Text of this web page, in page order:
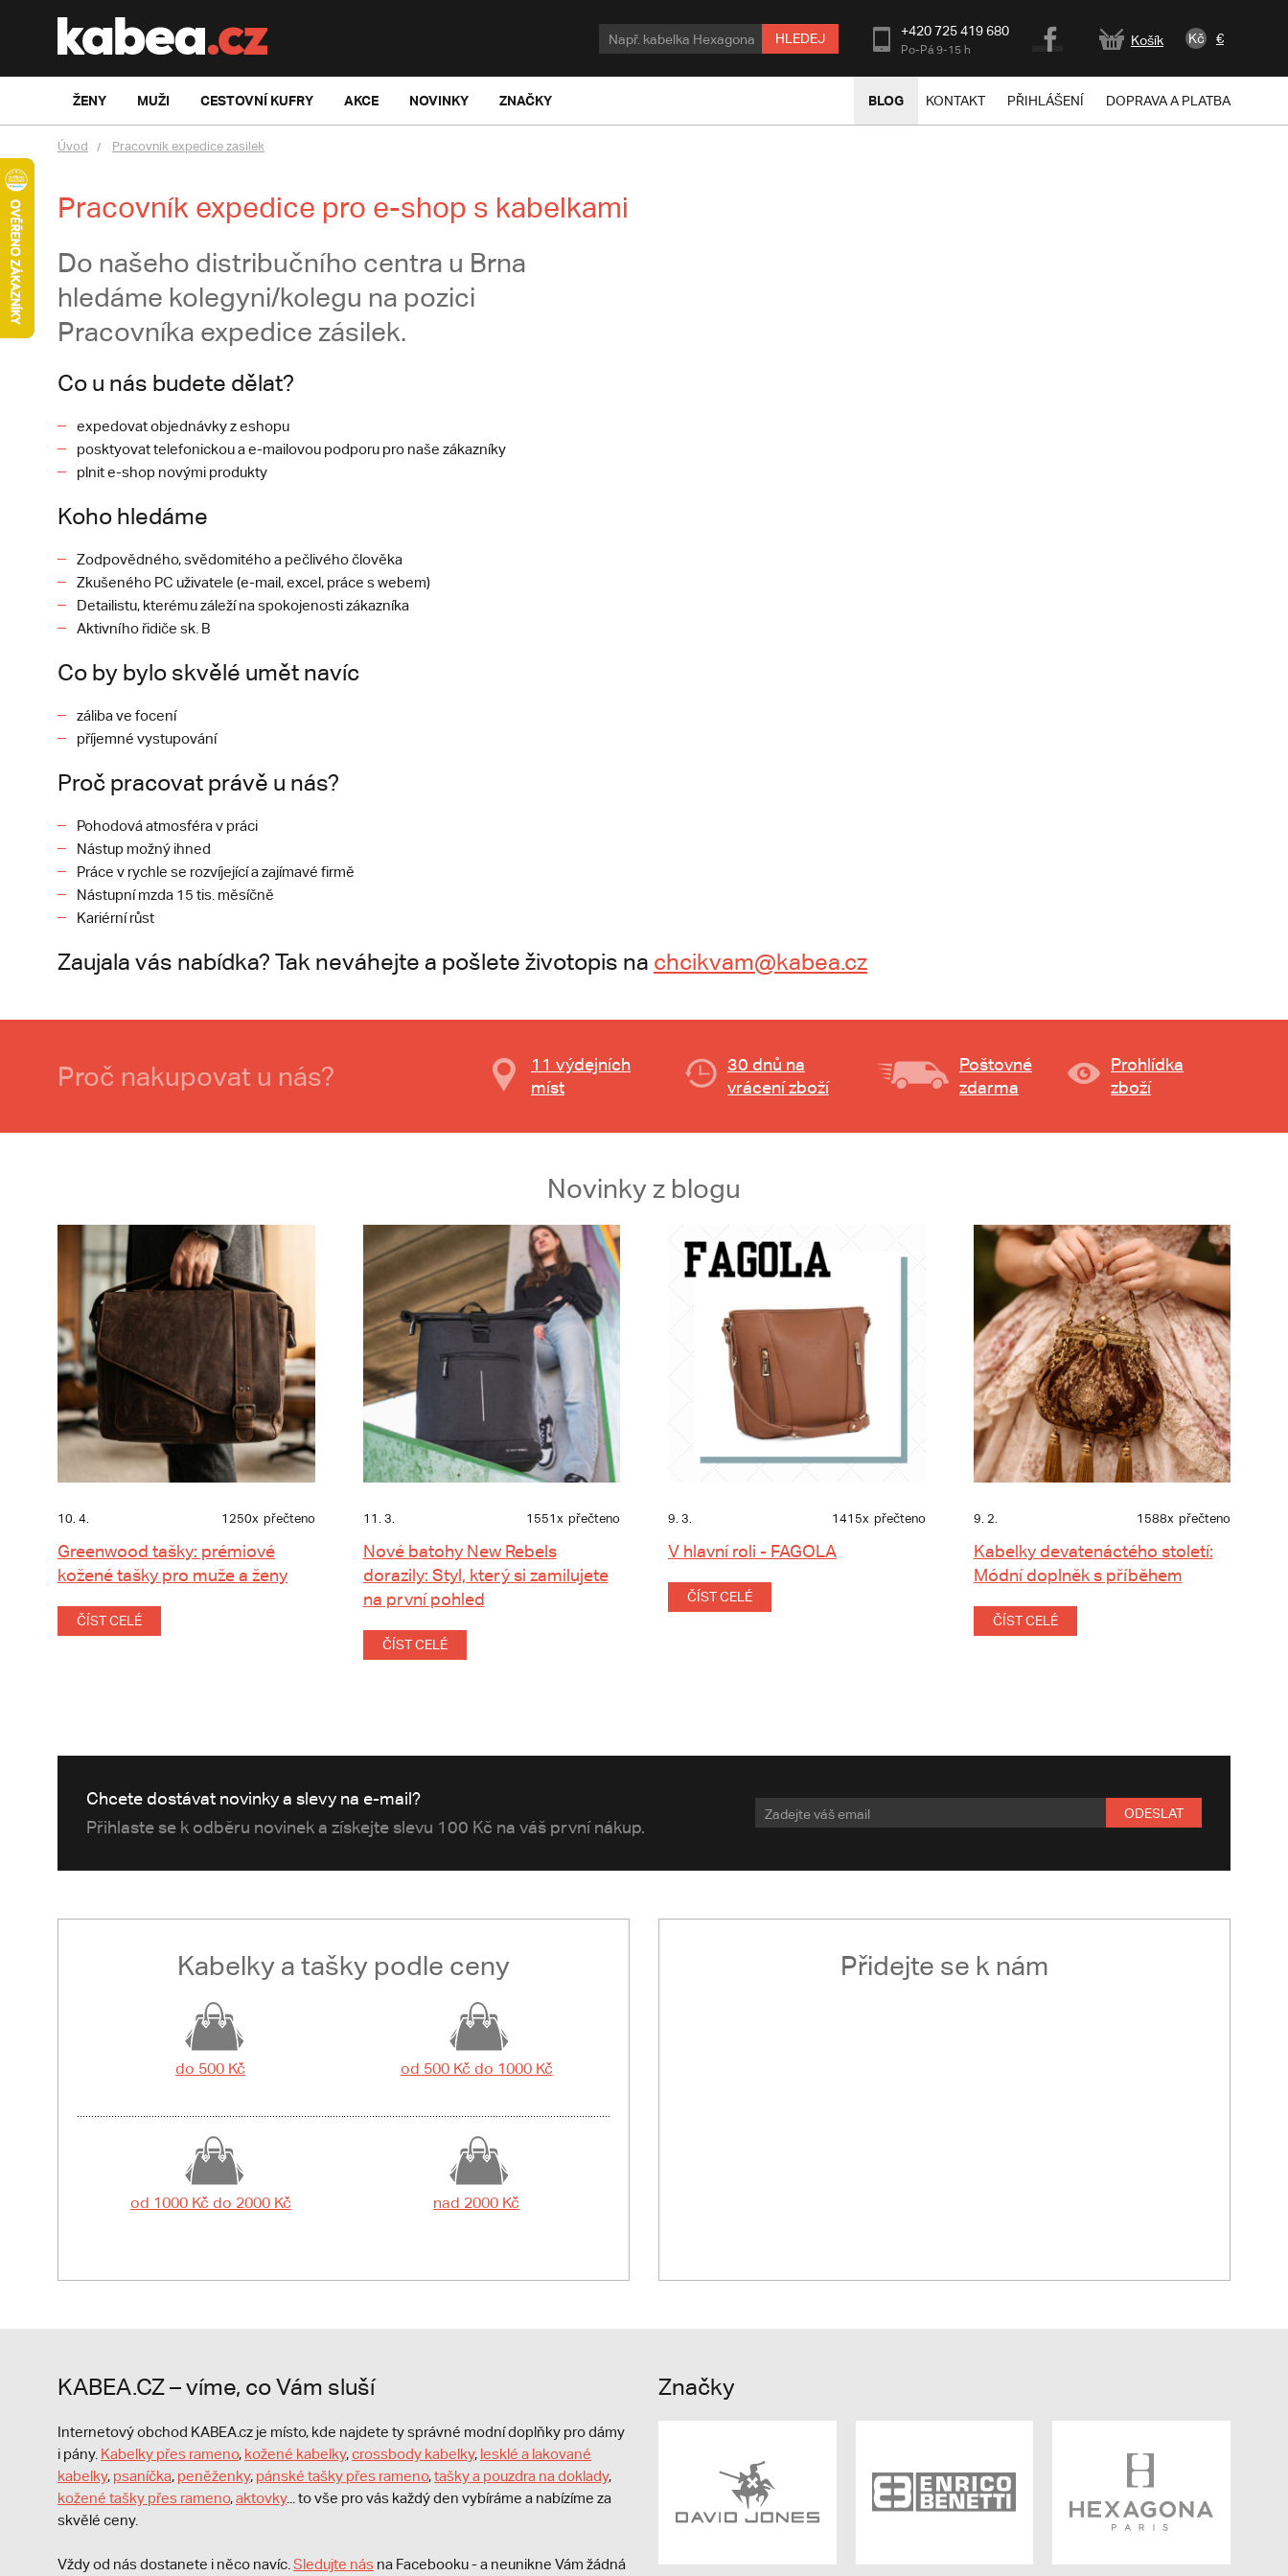
HLEDEJ +420 725 419 680
Po-Pá 9-15 h
Košík Kč €
ŽENY MUŽI CESTOVNÍ KUFRY AKCE NOVINKY ZNAČKY BLOG KONTAKT PŘIHLÁŠENÍ DOPRAVA A PLATBA
Úvod Pracovnik expedice zasilek
Pracovník expedice pro e-shop s kabelkami
Do našeho distribučního centra u Brna
hledáme kolegyni/kolegu na pozici
Pracovníka expedice zásilek.
Co u nás budete dělat?
expedovat objednávky z eshopu
posktyovat telefonickou a e-mailovou podporu pro naše zákazníky
plnit e-shop novými produkty
Koho hledáme
Zodpovědného, svědomitého a pečlivého člověka
Zkušeného PC uživatele (e-mail, excel, práce s webem)
Detailistu, kterému záleží na spokojenosti zákazníka
Aktivního řidiče sk. B
Co by bylo skvělé umět navíc
záliba ve focení
příjemné vystupování
Proč pracovat právě u nás?
Pohodová atmosféra v práci
Nástup možný ihned
Práce v rychle se rozvíjející a zajímavé firmě
Nástupní mzda 15 tis. měsíčně
Kariérní růst
Zaujala vás nabídka? Tak neváhejte a pošlete životopis na chcikvam@kabea.cz
Proč nakupovat u nás?
11 výdejních
míst
30 dnů na
vrácení zboží
Poštovné
zdarma
Prohlídka
zboží
Novinky z blogu
10. 4. 1250x přečteno
Greenwood tašky: prémiové
kožené tašky pro muže a ženy
ČÍST CELÉ
11. 3. 1551x přečteno
Nové batohy New Rebels
dorazily: Styl, který si zamilujete
na první pohled
ČÍST CELÉ
9. 3. 1415x přečteno
V hlavní roli - FAGOLA
ČÍST CELÉ
9. 2. 1588x přečteno
Kabelky devatenáctého století:
Módní doplněk s příběhem
ČÍST CELÉ
Chcete dostávat novinky a slevy na e-mail?
Přihlaste se k odběru novinek a získejte slevu 100 Kč na váš první nákup.
ODESLAT
Kabelky a tašky podle ceny
do 500 Kč od 500 Kč do 1000 Kč
od 1000 Kč do 2000 Kč nad 2000 Kč
Přidejte se k nám
KABEA.CZ – víme, co Vám sluší
Internetový obchod KABEA.cz je místo, kde najdete ty správné modní doplňky pro dámy
i pány. Kabelky přes rameno, kožené kabelky,crossbody kabelky, lesklé a lakované
kabelky, psaníčka, peněženky, pánské tašky přes rameno,tašky a pouzdra na doklady,
kožené tašky přes rameno,aktovky... to vše pro vás každý den vybíráme a nabízíme za
skvělé ceny.
Vždy od nás dostanete i něco navíc. Sledujte nás na Facebooku - a neunikne Vám žádná
Značky